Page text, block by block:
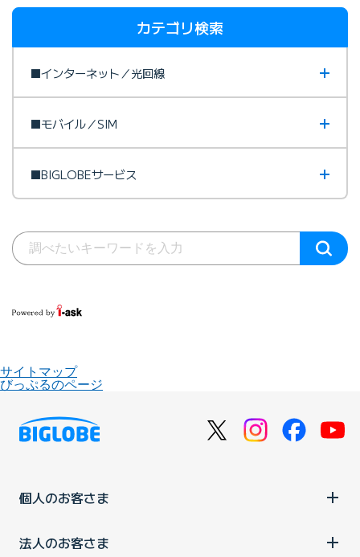
カテゴリ検索
■インターネット／光回線
■モバイル／SIM
■BIGLOBEサービス
サイトマップ
びっぷるのページ
個人のお客さま
法人のお客さま